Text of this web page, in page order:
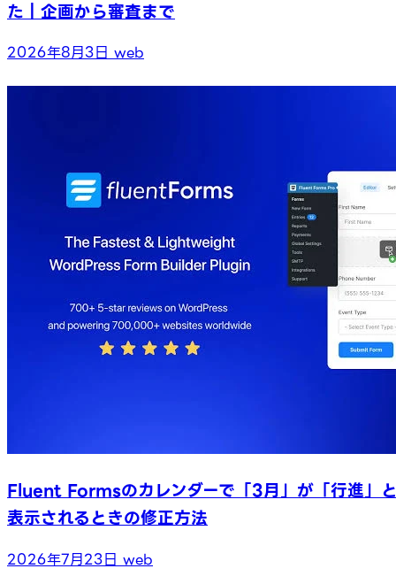
た｜企画から審査まで
2026年8月3日 web
Fluent Formsのカレンダーで「3月」が「行進」
表示されるときの修正方法
2026年7月23日 web